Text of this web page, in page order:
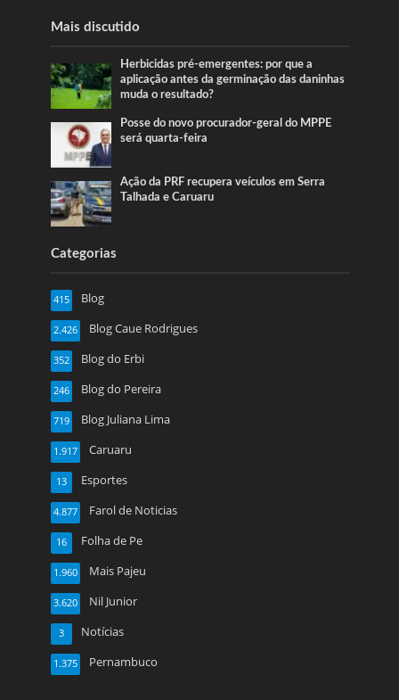
Mais discutido
Herbicidas pré-emergentes: por que a
aplicação antes da germinação das daninhas
muda o resultado?
Posse do novo procurador-geral do MPPE
será quarta-feira
Ação da PRF recupera veículos em Serra
Talhada e Caruaru
Categorias
Blog
415
Blog Caue Rodrigues
2.426
Blog do Erbi
352
Blog do Pereira
246
Blog Juliana Lima
719
Caruaru
1.917
Esportes
13
Farol de Noticias
4.877
Folha de Pe
16
Mais Pajeu
1.960
Nil Junior
3.620
Notícias
3
Pernambuco
1.375